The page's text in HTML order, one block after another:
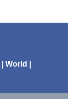
| World |